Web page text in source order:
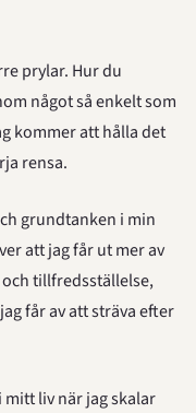
prylar. Hur du
något så enkelt som
kommer att hålla det
rensa.
grundtanken i min
att jag får ut mer av
tillfredsställelse,
får av att sträva efter
mitt liv när jag skalar